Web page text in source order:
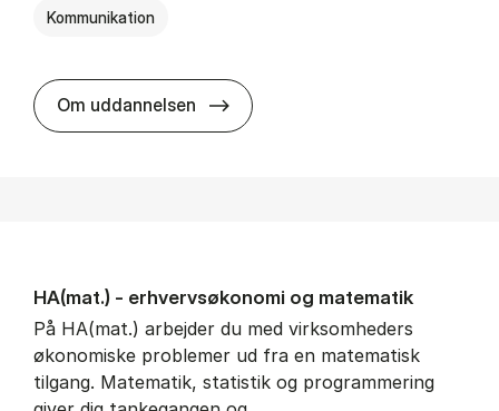
Kommunikation
Om uddannelsen HA(kom.) - erhvervs­økonomi
HA(mat.) - erhvervs­økonomi og ma­te­ma­tik
På HA(mat.) arbejder du med virksomheders
økonomiske problemer ud fra en matematisk
tilgang. Matematik, statistik og programmering